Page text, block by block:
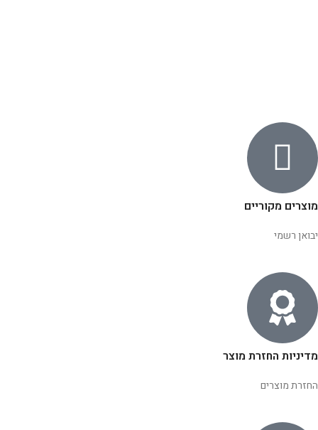
מוצרים מקוריים
יבואן רשמי
מדיניות החזרת מוצר
החזרת מוצרים